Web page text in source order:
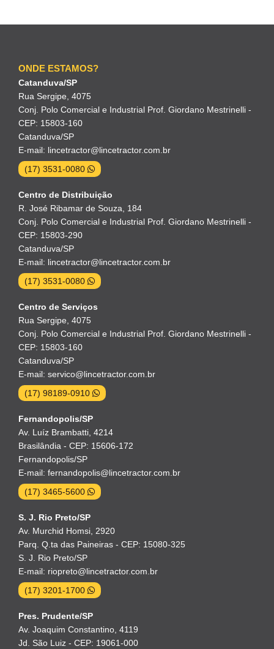
ONDE ESTAMOS?
Catanduva/SP
Rua Sergipe, 4075
Conj. Polo Comercial e Industrial Prof. Giordano Mestrinelli -
CEP: 15803-160
Catanduva/SP
E-mail: lincetractor@lincetractor.com.br
(17) 3531-0080
Centro de Distribuição
R. José Ribamar de Souza, 184
Conj. Polo Comercial e Industrial Prof. Giordano Mestrinelli -
CEP: 15803-290
Catanduva/SP
E-mail: lincetractor@lincetractor.com.br
(17) 3531-0080
Centro de Serviços
Rua Sergipe, 4075
Conj. Polo Comercial e Industrial Prof. Giordano Mestrinelli -
CEP: 15803-160
Catanduva/SP
E-mail: servico@lincetractor.com.br
(17) 98189-0910
Fernandopolis/SP
Av. Luíz Brambatti, 4214
Brasilândia - CEP: 15606-172
Fernandopolis/SP
E-mail: fernandopolis@lincetractor.com.br
(17) 3465-5600
S. J. Rio Preto/SP
Av. Murchid Homsi, 2920
Parq. Q.ta das Paineiras - CEP: 15080-325
S. J. Rio Preto/SP
E-mail: riopreto@lincetractor.com.br
(17) 3201-1700
Pres. Prudente/SP
Av. Joaquim Constantino, 4119
Jd. São Luiz - CEP: 19061-000